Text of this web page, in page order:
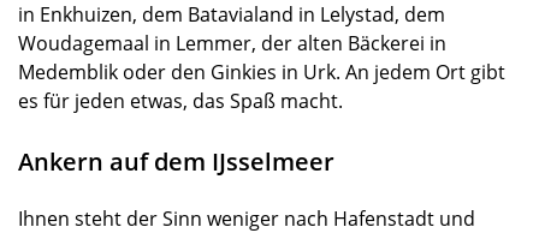
in Enkhuizen, dem Batavialand in Lelystad, dem
Woudagemaal in Lemmer, der alten Bäckerei in
Medemblik oder den Ginkies in Urk. An jedem Ort gibt
es für jeden etwas, das Spaß macht.
Ankern auf dem IJsselmeer
Ihnen steht der Sinn weniger nach Hafenstadt und